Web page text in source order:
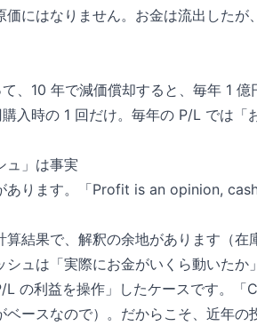
価にはなりません。お金は流出した
、10 年で減価償却すると、毎年 1
入時の 1 回だけ。毎年の P/L では「
ュ」は事実
あります。「Profit is an opinion,
結果で、解釈の余地があります（在
ュは「実際にお金がいくら動いたか
の利益を操作」したケースです。「
ースなので）。だからこそ、近年の